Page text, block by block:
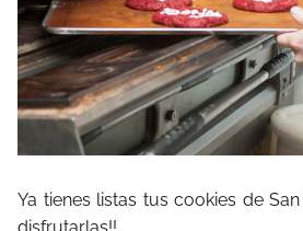
Ya tienes listas tus cookies de